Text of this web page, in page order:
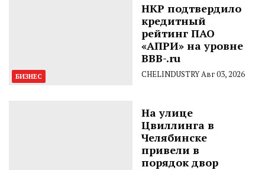
БИЗНЕС
НКР подтвердило
кредитный
рейтинг ПАО
«АПРИ» на уровне
BBB-.ru
CHELINDUSTRYАвг 03, 2026
На улице
Цвиллинга в
Челябинске
привели в
порядок двор